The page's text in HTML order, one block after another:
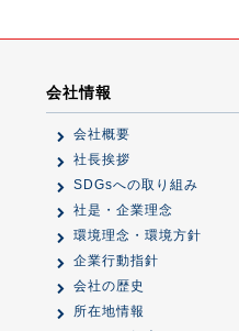
会社情報
会社概要
社長挨拶
SDGsへの取り組み
社是・企業理念
環境理念・環境方針
企業行動指針
会社の歴史
所在地情報